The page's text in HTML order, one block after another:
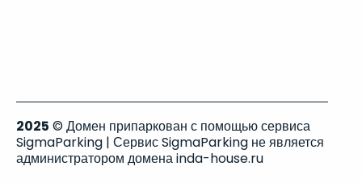
2025 © Домен припаркован с помощью сервиса
SigmaParking | Сервис SigmaParking не является
администратором домена inda-house.ru